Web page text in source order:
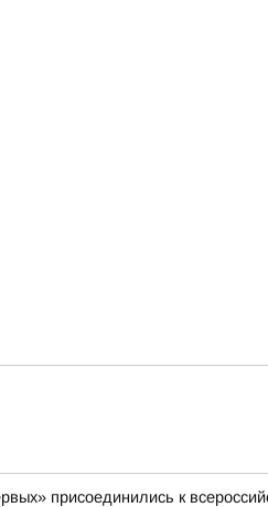
присоединились к